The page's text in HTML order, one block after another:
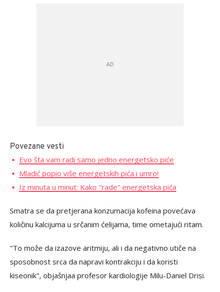
Povezane vesti
Evo šta vam radi samo jedno energetsko piće
Mladić popio više energetskih pića i umro!
Iz minuta u minut: Kako "rade" energetska pića
Smatra se da pretjerana konzumacija kofeina povećava
količinu kalcijuma u srčanim ćelijama, time ometajući ritam.
"To može da izazove aritmiju, ali i da negativno utiče na
sposobnost srca da napravi kontrakciju i da koristi
kiseonik", objašnjaa profesor kardiologije Milu-Daniel Drisi.